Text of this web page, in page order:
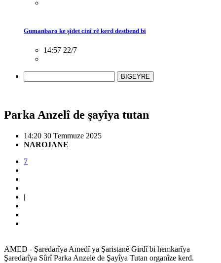
Gumanbaro ke şîdet cinî rê kerd destbend bi
14:57 22/7
BIGEYRE
Parka Anzelî de şayîya tutan
14:20 30 Temmuze 2025
NAROJANE
7
|
AMED - Şaredarîya Amedî ya Şaristanê Girdî bi hemkarîya
Şaredarîya Sûrî Parka Anzele de Şayîya Tutan organîze kerd.